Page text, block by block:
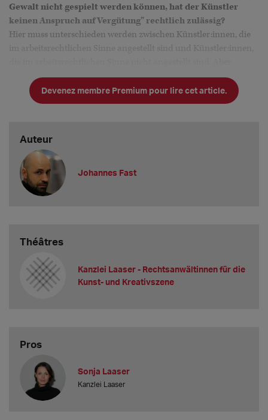
Gewalt nicht gespielt werden können, hat der Künstler
keinen Anspruch auf Vergütung" rechtlich zulässig?
Hier muss unterschieden werden zwischen Künstler:innen, die
Achtung bei Gästen: Diese sind auch im Hinblick auf da
Devenez membre Premium pour lire cet article.
Auteur
Johannes Fast
Théâtres
Kanzlei Laaser - Rechtsanwältinnen für die
Kunst- und Kreativszene
Pros
Sonja Laaser
Kanzlei Laaser